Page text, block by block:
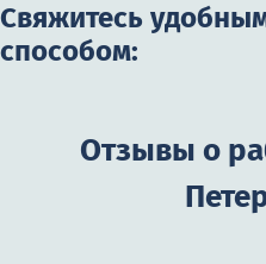
Свяжитесь
способом:
Отзывы о